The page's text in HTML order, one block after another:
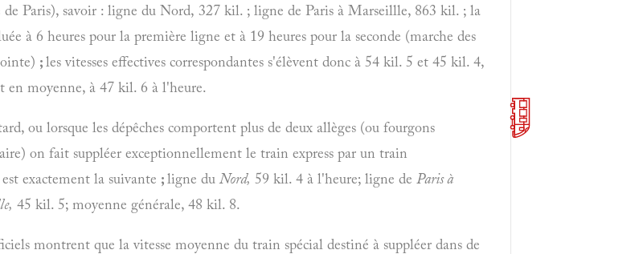
Paris), savoir : ligne du Nord, 327 kil. ; ligne de Paris à Marseillle, 863 kil. ; la
à 6 heures pour la première ligne et à 19 heures pour la seconde (marche des
;les vitesses effectives correspondantes s'élèvent donc à 54 kil. 5 et 45 kil. 4,
en moyenne, à 47 kil. 6 à l'heure.
ou lorsque les dépêches comportent plus de deux allèges (ou fourgons
on fait suppléer exceptionnellement le train express par un train
exactement la suivante ;ligne duNord, 59 kil. 4 à l'heure; ligne de Paris à
45 kil. 5; moyenne générale, 48 kil. 8.
montrent que la vitesse moyenne du train spécial destiné à suppléer dans de